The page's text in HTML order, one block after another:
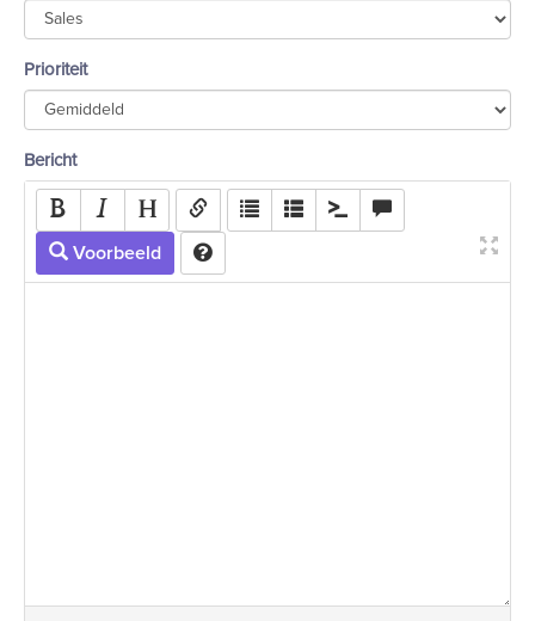
Prioriteit
Bericht
Voorbeeld